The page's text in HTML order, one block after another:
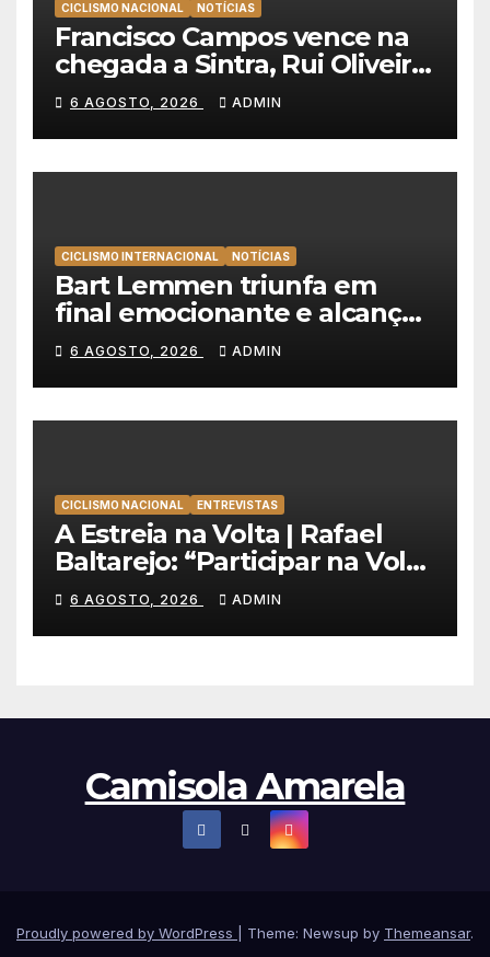
CICLISMO NACIONAL NOTÍCIAS
Francisco Campos vence na
chegada a Sintra, Rui Oliveira
veste de amarelo na Volta a
Portugal
6 AGOSTO, 2026 ADMIN
CICLISMO INTERNACIONAL NOTÍCIAS
Bart Lemmen triunfa em
final emocionante e alcança
a primeira vitória da carreira
na Volta à Polónia
6 AGOSTO, 2026 ADMIN
CICLISMO NACIONAL ENTREVISTAS
A Estreia na Volta | Rafael
Baltarejo: “Participar na Volta
a Portugal é o sonho de
qualquer ciclista”
6 AGOSTO, 2026 ADMIN
Camisola Amarela
Proudly powered by WordPress Theme: Newsup by Themeansar.